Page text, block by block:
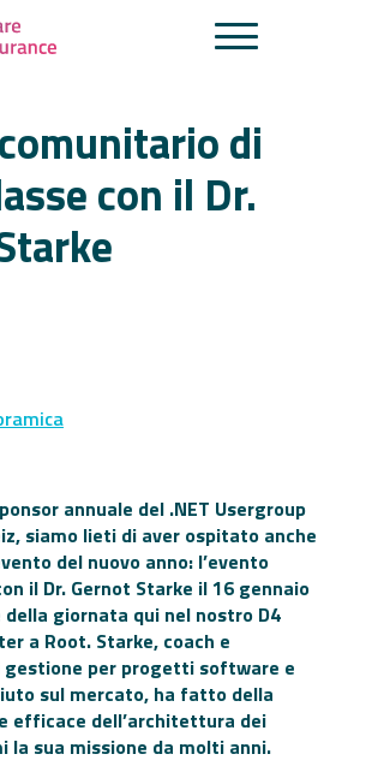
di
con il Dr.
annuale del .NET Usergroup
siamo lieti di aver ospitato anche
del nuovo anno: l’evento
il Dr. Gernot Starke il 16 gennaio
giornata qui nel nostro D4
a Root. Starke, coach e
gestione per progetti software e
sul mercato, ha fatto della
efficace dell’architettura dei
la sua missione da molti anni.